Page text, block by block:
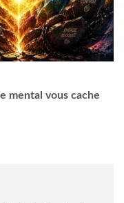
mental vous cache